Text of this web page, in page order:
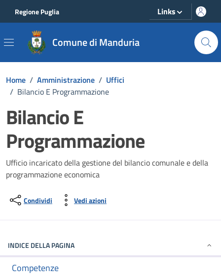
Regione Puglia Links
Comune di Manduria
Home / Amministrazione / Uffici
/ Bilancio E Programmazione
Bilancio E
Programmazione
Ufficio incaricato della gestione del bilancio comunale e della
programmazione economica
Condividi Vedi azioni
INDICE DELLA PAGINA
Competenze